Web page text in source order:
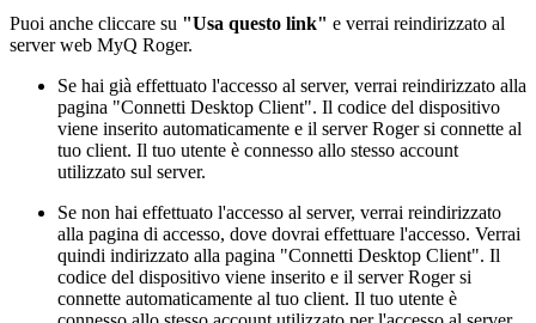
Puoi anche cliccare su "Usa questo link" e verrai reindirizzato al
server web MyQ Roger.
Se hai già effettuato l'accesso al server, verrai reindirizzato alla
pagina "Connetti Desktop Client". Il codice del dispositivo
viene inserito automaticamente e il server Roger si connette al
tuo client. Il tuo utente è connesso allo stesso account
utilizzato sul server.
Se non hai effettuato l'accesso al server, verrai reindirizzato
alla pagina di accesso, dove dovrai effettuare l'accesso. Verrai
quindi indirizzato alla pagina "Connetti Desktop Client". Il
codice del dispositivo viene inserito e il server Roger si
connette automaticamente al tuo client. Il tuo utente è